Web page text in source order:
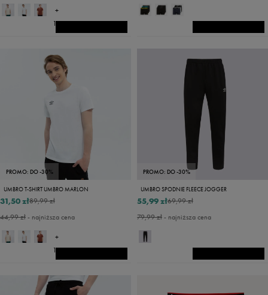
+
14
PROMO: DO -30%
UMBRO T-SHIRT UMBRO MARLON
89,99 zł
31,50 zł
44,99 zł- najniższa cena
+
14
PROMO: DO -30%
UMBRO SPODNIE FLEECE JOGGER
69,99 zł
55,99 zł
79,99 zł- najniższa cena